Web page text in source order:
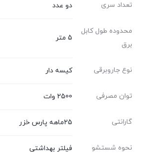
تعداد سری دو عدد
محدوده طول کابل
برق
5 متر
نوع جاروبرقی کیسه دار
توان مصرفی 2500 وات
گارانتی 25ماهه پارس خزر
نحوه شستشو فیلتر بهداشتی